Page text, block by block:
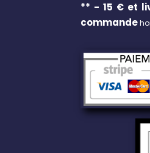
** - 15 € et
commande